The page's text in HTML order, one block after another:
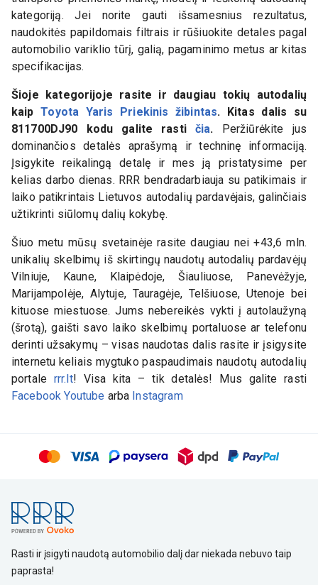
kategoriją. Jei norite gauti išsamesnius rezultatus,
naudokitės papildomais filtrais ir rūšiuokite detales pagal
automobilio variklio tūrį, galią, pagaminimo metus ar kitas
specifikacijas.
Šioje kategorijoje rasite ir daugiau tokių autodalių
kaipToyota Yaris Priekinis žibintas. Kitas dalis su
811700DJ90 kodu galite rasti čia. Peržiūrėkite jus
dominančios detalės aprašymą ir techninę informaciją.
Įsigykite reikalingą detalę ir mes ją pristatysime per
kelias darbo dienas. RRR bendradarbiauja su patikimais ir
laiko patikrintais Lietuvos autodalių pardavėjais, galinčiais
užtikrinti siūlomų dalių kokybę.
Šiuo metu mūsų svetainėje rasite daugiau nei +43,6 mln.
unikalių skelbimų iš skirtingų naudotų autodalių pardavėjų
Vilniuje, Kaune, Klaipėdoje, Šiauliuose, Panevėžyje,
Marijampolėje, Alytuje, Tauragėje, Telšiuose, Utenoje bei
kituose miestuose. Jums nebereikės vykti į autolaužyną
(šrotą), gaišti savo laiko skelbimų portaluose ar telefonu
derinti užsakymų – visas naudotas dalis rasite ir įsigysite
internetu keliais mygtuko paspaudimais naudotų autodalių
portale rrr.lt! Visa kita – tik detalės! Mus galite rasti
Facebook Youtube arba Instagram
Rasti ir įsigyti naudotą automobilio dalį dar niekada nebuvo taip
paprasta!